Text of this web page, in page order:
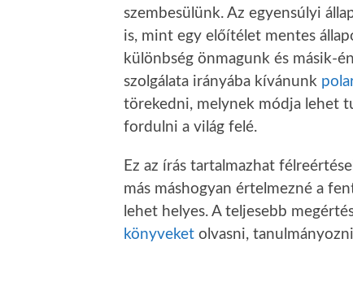
szembesülünk. Az egyensúlyi
is, mint egy előítélet mentes
különbség önmagunk és másik-
szolgálata irányába kívánunk
törekedni, melynek módja lehet
fordulni a világ felé.
Ez az írás tartalmazhat
más máshogyan értelmezné a
lehet helyes. A teljesebb
könyveket olvasni,